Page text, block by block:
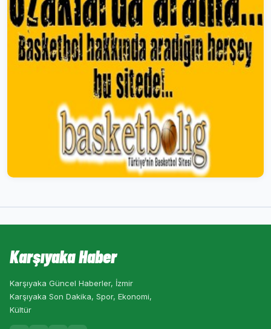
Karşıyaka Haber
Karşıyaka Güncel Haberler, İzmir
Karşıyaka Son Dakika, Spor, Ekonomi,
Kültür